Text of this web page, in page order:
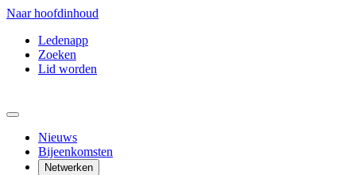
Naar hoofdinhoud
Ledenapp
Zoeken
Lid worden
Nieuws
Bijeenkomsten
Netwerken